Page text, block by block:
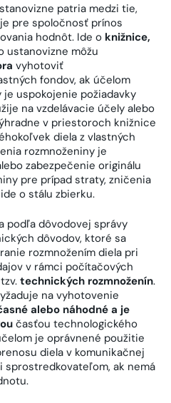
patria medzi tie,
pre spoločnosť prínos
hodnôt. Ide o knižnice,
ustanovizne môžu
vyhotoviť
fondov, ak účelom
uspokojenie požiadavky
na vzdelávacie účely alebo
v priestoroch knižnice
diela z vlastných
rozmnoženiny je
zabezpečenie originálu
pre prípad straty, zničenia
o stálu zbierku.
podľa dôvodovej správy
dôvodov, ktoré sa
rozmnožením diela pri
v rámci počítačových
technických rozmnoženín.
na vyhotovenie
alebo náhodné a je
časťou technologického
je oprávnené použitie
diela v komunikačnej
ak nemá